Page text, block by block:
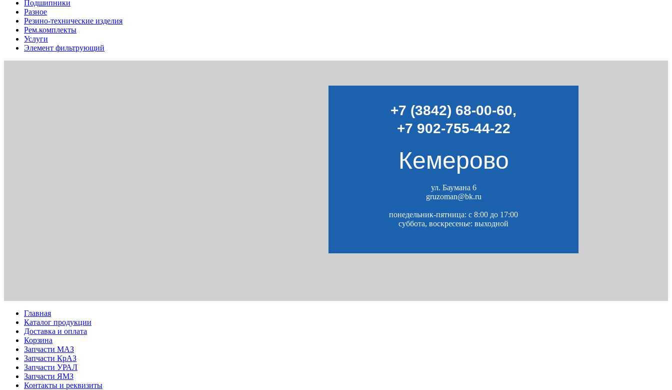
Подшипники
Разное
Резино-технические изделия
Рем.комплекты
Услуги
Элемент фильтрующий
+7 (3842) 68-00-60,
+7 902-755-44-22
Кемерово
ул. Баумана 6
gruzoman@bk.ru
понедельник-пятница: c 8:00 до 17:00
суббота, воскресенье: выходной
Главная
Каталог продукции
Доставка и оплата
Корзина
Запчасти МАЗ
Запчасти КрАЗ
Запчасти УРАЛ
Запчасти ЯМЗ
Контакты и реквизиты